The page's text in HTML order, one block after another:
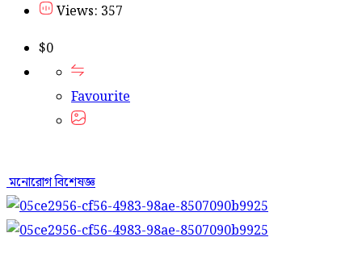
Views: 357
$0
Favourite
মনোরোগ বিশেষজ্ঞ